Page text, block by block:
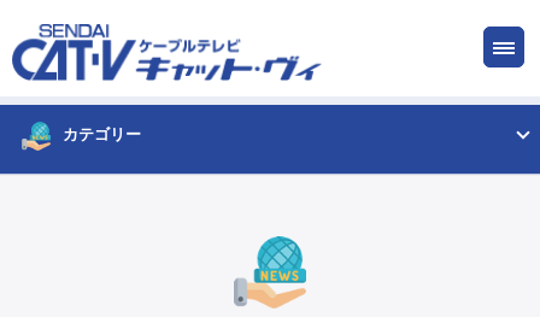
カテゴリー
お申し込み
ご検討中の方
サービス